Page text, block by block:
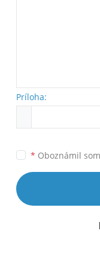
Príloha:
* Oboznámil